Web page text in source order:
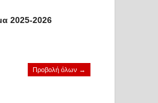
2025-2026
Προβολή όλων →